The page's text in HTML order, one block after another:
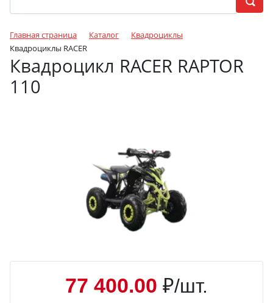
Главная страница Каталог
Квадроциклы
Квадроциклы RACER
Квадроцикл RACER RAPTOR
110
77 400.00 ₽/шт.